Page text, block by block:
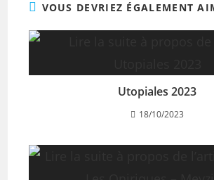
VOUS DEVRIEZ ÉGALEMENT
Utopiales 2023
18/10/2023